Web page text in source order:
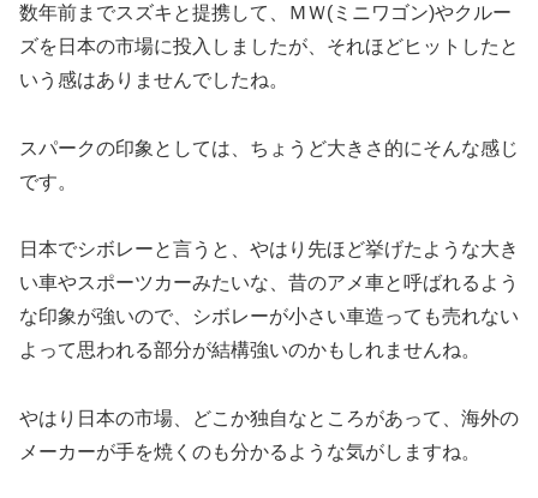
数年前までスズキと提携して、ＭＷ(ミニワゴン)やクルー
ズを日本の市場に投入しましたが、それほどヒットしたと
いう感はありませんでしたね。
スパークの印象としては、ちょうど大きさ的にそんな感じ
です。
日本でシボレーと言うと、やはり先ほど挙げたような大き
い車やスポーツカーみたいな、昔のアメ車と呼ばれるよう
な印象が強いので、シボレーが小さい車造っても売れない
よって思われる部分が結構強いのかもしれませんね。
やはり日本の市場、どこか独自なところがあって、海外の
メーカーが手を焼くのも分かるような気がしますね。